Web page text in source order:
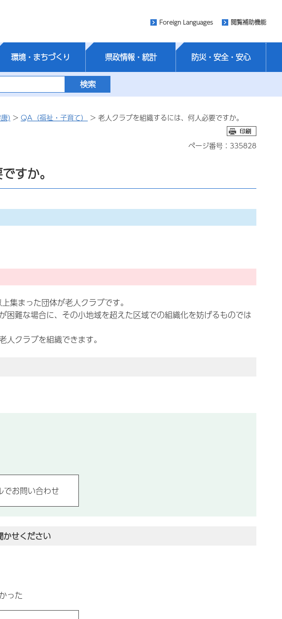
Foreign Languages 閲覧補助機能
環境・まちづくり 県政情報・統計 防災・安全・安心
) > QA（福祉・子育て） > 老人クラブを組織するには、何人必要ですか。
ページ番号：335828
すか。
集まった団体が老人クラブです。
難な場合に、その小地域を超えた区域での組織化を妨げるものでは
クラブを組織できます。
かせください
った